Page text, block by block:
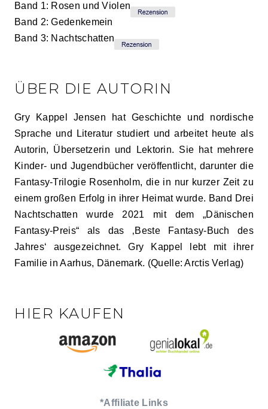
Band 1: Rosen und Violen
Band 2: Gedenkemein
Band 3: Nachtschatten
ÜBER DIE AUTORIN
Gry Kappel Jensen hat Geschichte und nordische
Sprache und Literatur studiert und arbeitet heute als
Autorin, Übersetzerin und Lektorin. Sie hat mehrere
Kinder- und Jugendbücher veröffentlicht, darunter die
Fantasy-Trilogie Rosenholm, die in nur kurzer Zeit zu
einem großen Erfolg in ihrer Heimat wurde. Band Drei
Nachtschatten wurde 2021 mit dem „Dänischen
Fantasy-Preis“ als das ‚Beste Fantasy-Buch des
Jahres‘ ausgezeichnet. Gry Kappel lebt mit ihrer
Familie in Aarhus, Dänemark. (Quelle: Arctis Verlag)
HIER KAUFEN
*Affiliate Links